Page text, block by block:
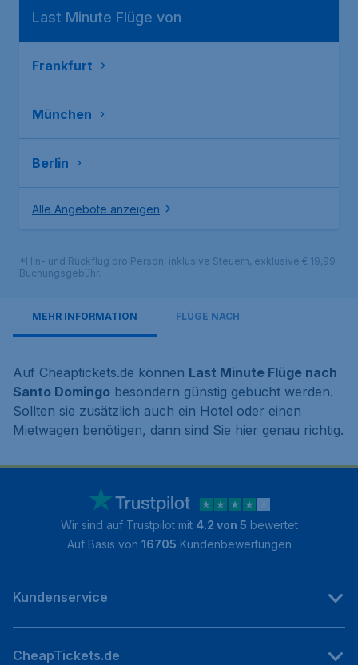
Last Minute Flüge von
Frankfurt
München
Berlin
Alle Angebote anzeigen
*Hin- und Rückflug pro Person, inklusive Steuern, exklusive € 19,99
Buchungsgebühr.
MEHR INFORMATION FLÜGE NACH
Auf Cheaptickets.de können Last Minute Flüge nach
Santo Domingo besondern günstig gebucht werden.
Sollten sie zusätzlich auch ein Hotel oder einen
Mietwagen benötigen, dann sind Sie hier genau richtig.
Wir sind auf Trustpilot mit 4.2 von 5 bewertet
Auf Basis von 16705 Kundenbewertungen
Kundenservice
CheapTickets.de